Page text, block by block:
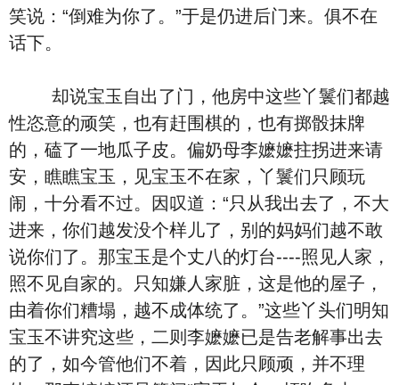
笑说：“倒难为你了。”于是仍进后门来。俱不在
话下。
却说宝玉自出了门，他房中这些丫鬟们都越
性恣意的顽笑，也有赶围棋的，也有掷骰抹牌
的，磕了一地瓜子皮。偏奶母李嬷嬷拄拐进来请
安，瞧瞧宝玉，见宝玉不在家，丫鬟们只顾玩
闹，十分看不过。因叹道：“只从我出去了，不大
进来，你们越发没个样儿了，别的妈妈们越不敢
说你们了。那宝玉是个丈八的灯台----照见人家，
照不见自家的。只知嫌人家脏，这是他的屋子，
由着你们糟塌，越不成体统了。”这些丫头们明知
宝玉不讲究这些，二则李嬷嬷已是告老解事出去
的了，如今管他们不着，因此只顾顽，并不理